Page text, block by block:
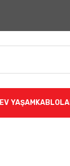
EV YAŞAM